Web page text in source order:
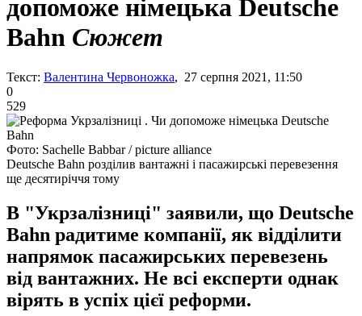
допоможе німецька Deutsche
Bahn Сюжет
Текст: Валентина Червоножка, 27 серпня 2021, 11:50
0
529
Фото: Sachelle Babbar / picture alliance
Deutsche Bahn розділив вантажні і пасажирські перевезення
ще десятиріччя тому
В "Укрзалізниці" заявили, що Deutsche
Bahn радитиме компанії, як відділити
напрямок пасажирських перевезень
від вантажних. Не всі експерти однак
вірять в успіх цієї реформи.